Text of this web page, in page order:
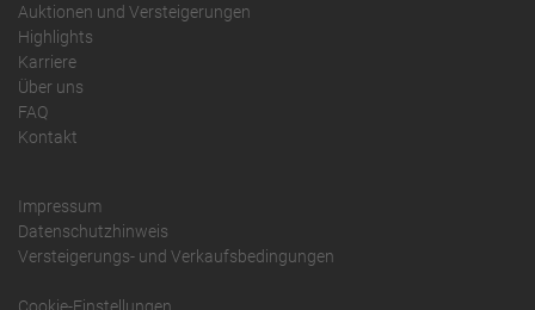
Auktionen und Versteigerungen
Highlights
Karriere
Über uns
FAQ
Kontakt
Impressum
Datenschutzhinweis
Versteigerungs- und Verkaufsbedingungen
Cookie-Einstellungen